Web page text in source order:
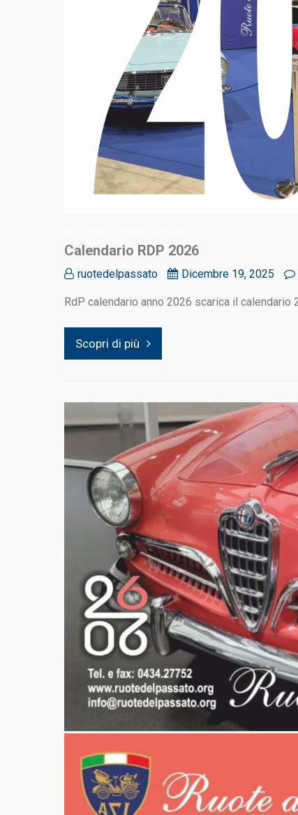
Calendario RDP 2026
ruotedelpassato Dicembre 19, 2025
RdP calendario anno 2026 scarica il calendario
Scopri di più